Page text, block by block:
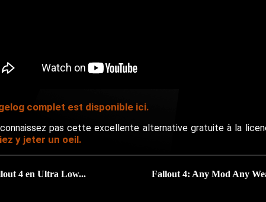
complet est disponible ici.
pas cette excellente alternative gratuite à la
y jeter un oeil.
4 en Ultra Low... Fallout 4: Any Mod Any